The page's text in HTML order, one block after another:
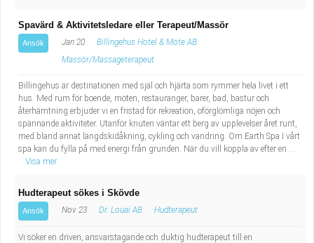
Spavärd & Aktivitetsledare eller Terapeut/Massör
Ansök Jan 20
Billingehus Hotel & Möte AB
Massör/Massageterapeut
Billingehus är destinationen med själ och hjärta som rymmer hela livet i ett
hus. Med rum för boende, möten, restauranger, barer, bad, bastur och
återhämtning erbjuder vi en fristad för rekreation, oförglömliga nöjen och
spännande aktiviteter. Utanför knuten väntar ett berg av upplevelser året runt,
med bland annat längdskidåkning, cykling och vandring. Om Earth Spa I vårt
spa kan du fylla på med energi från grunden. När du vill koppla av efter en ...
Visa mer
Hudterapeut sökes i Skövde
Ansök Nov 23 Dr. Louai AB Hudterapeut
Vi söker en driven, ansvarstagande och duktig hudterapeut till en